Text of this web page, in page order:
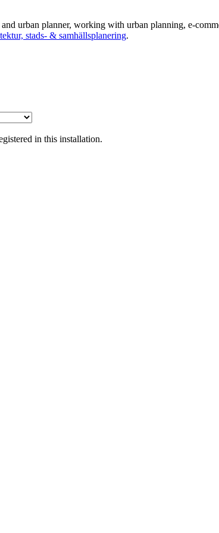
urban planner, working with urban planning, e-
stads- & samhällsplanering.
in this installation.